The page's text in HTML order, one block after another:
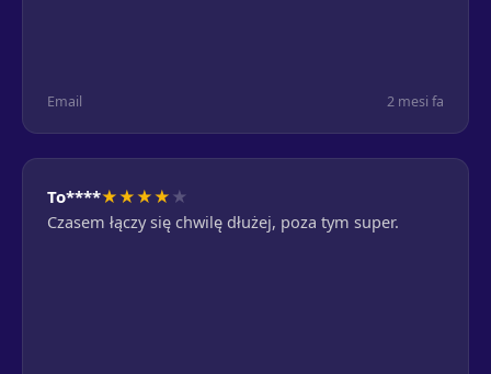
Email 2 mesi fa
To****★★★★ ★
Czasem łączy się chwilę dłużej, poza tym super.